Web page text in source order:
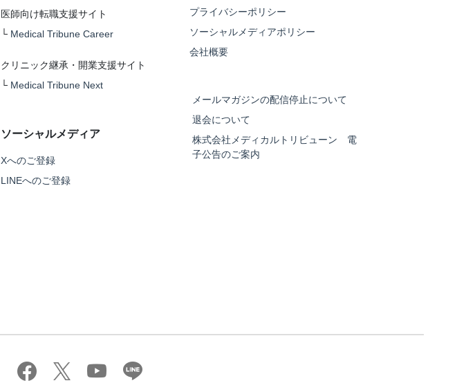
医師向け転職支援サイト
└ Medical Tribune Career
クリニック継承・開業支援サイト
└ Medical Tribune Next
ソーシャルメディア
Xへのご登録
LINEへのご登録
プライバシーポリシー
ソーシャルメディアポリシー
会社概要
メールマガジンの配信停止について
退会について
株式会社メディカルトリビューン 電
子公告のご案内